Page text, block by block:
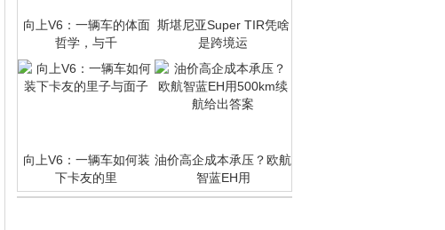
向上V6：一辆车的体面
哲学，与千
斯堪尼亚Super TIR凭啥
是跨境运
向上V6：一辆车如何装
下卡友的里
油价高企成本承压？欧航
智蓝EH用